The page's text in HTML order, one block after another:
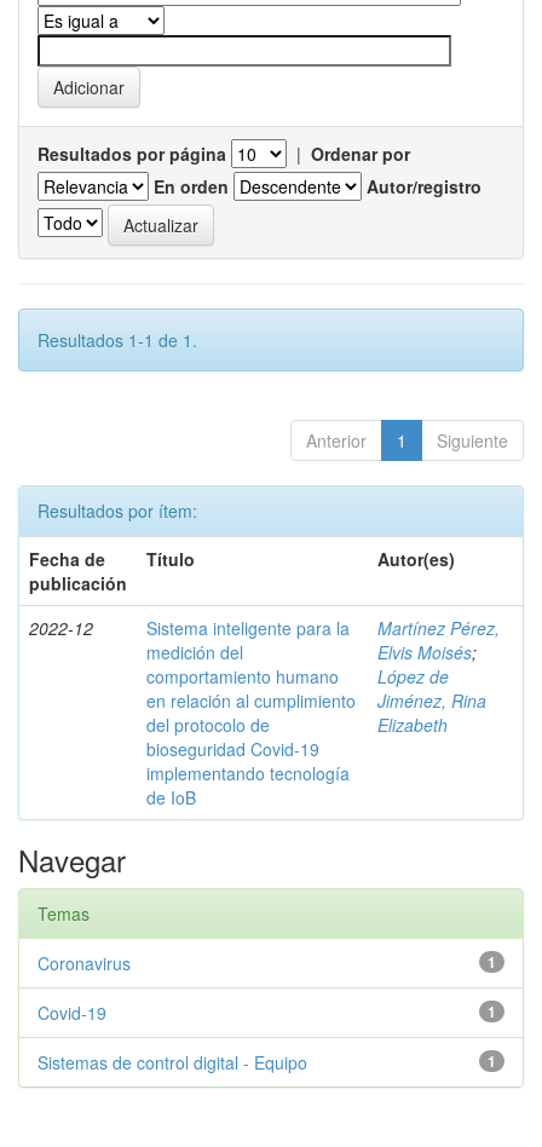
Resultados por página | Ordenar por
En orden
Autor/registro
Resultados 1-1 de 1.
Anterior 1 Siguiente
Resultados por ítem:
Fecha de
publicación
Título Autor(es)
2022-12
Sistema inteligente para la
medición del
comportamiento humano
en relación al cumplimiento
del protocolo de
bioseguridad Covid-19
implementando tecnología
de IoB
Martínez Pérez,
Elvis Moisés;
López de
Jiménez, Rina
Elizabeth
Navegar
Temas
1
Coronavirus
1
Covid-19
1
Sistemas de control digital - Equipo